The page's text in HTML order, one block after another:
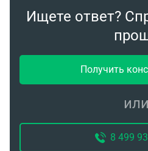
Ищете ответ?
Получить
или
8 499